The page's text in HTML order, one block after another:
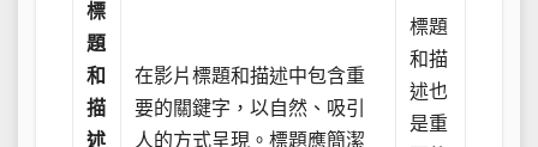
標
題
和
描
述
在影片標題和描述中包含重
要的關鍵字，以自然、吸引
人的方式呈現。標題應簡潔
標題
和描
述也
是重